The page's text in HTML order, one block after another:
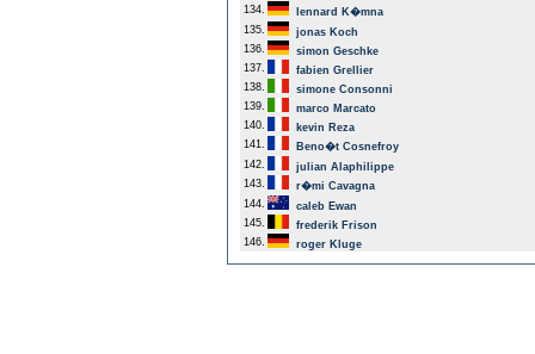
134.
lennard K�mna
135.
jonas Koch
136.
simon Geschke
137.
fabien Grellier
138.
simone Consonni
139.
marco Marcato
140.
kevin Reza
141.
Beno�t Cosnefroy
142.
julian Alaphilippe
143.
r�mi Cavagna
144.
caleb Ewan
145.
frederik Frison
146.
roger Kluge